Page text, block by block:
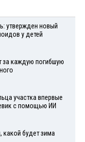
утвержден новый
у детей
за каждую погибшую
участка впервые
с помощью ИИ
какой будет зима